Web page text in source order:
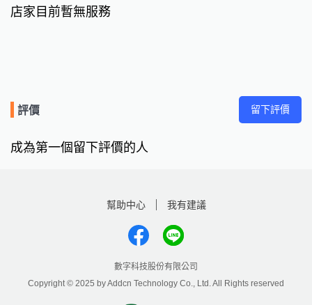
店家目前暫無服務
評價 留下評價
成為第一個留下評價的人
幫助中心 我有建議
數字科技股份有限公司
Copyright © 2025 by Addcn Technology Co., Ltd. All Rights reserved